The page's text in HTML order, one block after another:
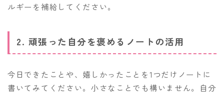
ルギーを補給してください。
2. 頑張った自分を褒めるノートの活用
今日できたことや、嬉しかったことを1つだけノートに
書いてみてください。小さなことでも構いません。自分